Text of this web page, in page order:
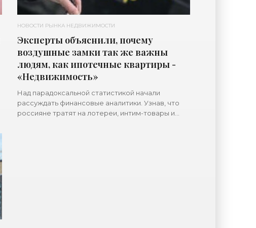
НОВОСТИ РЫНКА НЕДВИЖИМОСТИ
Эксперты объяснили, почему
воздушные замки так же важны
людям, как ипотечные квартиры -
«Недвижимость»
Над парадоксальной статистикой начали
рассуждать финансовые аналитики. Узнав, что
россияне тратят на лотереи, интим-товары и